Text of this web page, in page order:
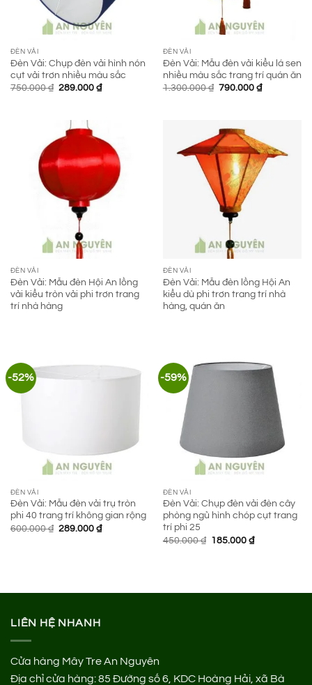
ĐÈN VẢI
Đèn Vải: Chụp đèn vải hình nón
cụt vải trơn nhiều màu sắc
750.000₫ Giá
289.000 ₫Giá
ĐÈN VẢI
Đèn Vải: Mẫu đèn vải kiểu lá sen
nhiều màu sắc trang trí quán ăn
1.300.000₫ Giá
790.000 ₫Giá
ĐÈN VẢI
Đèn Vải: Mẫu đèn Hội An lồng
vải kiểu tròn vải phi trơn trang
trí nhà hàng
ĐÈN VẢI
Đèn Vải: Mẫu đèn lồng Hội An
kiểu dù phi trơn trang trí nhà
hàng, quán ăn
-52%
ĐÈN VẢI
Đèn Vải: Mẫu đèn vải trụ tròn
phi 40 trang trí không gian rộng
600.000₫ Giá
289.000 ₫Giá
-59%
ĐÈN VẢI
Đèn Vải: Chụp đèn vải đèn cây
phòng ngủ hình chóp cụt trang
trí phi 25
450.000₫ Giá
185.000 ₫Giá
LIÊN HỆ NHANH
Cửa hàng Mây Tre An Nguyên
Địa chỉ cửa hàng:85 Đường số 6, KDC Hoàng Hải, xã Bà